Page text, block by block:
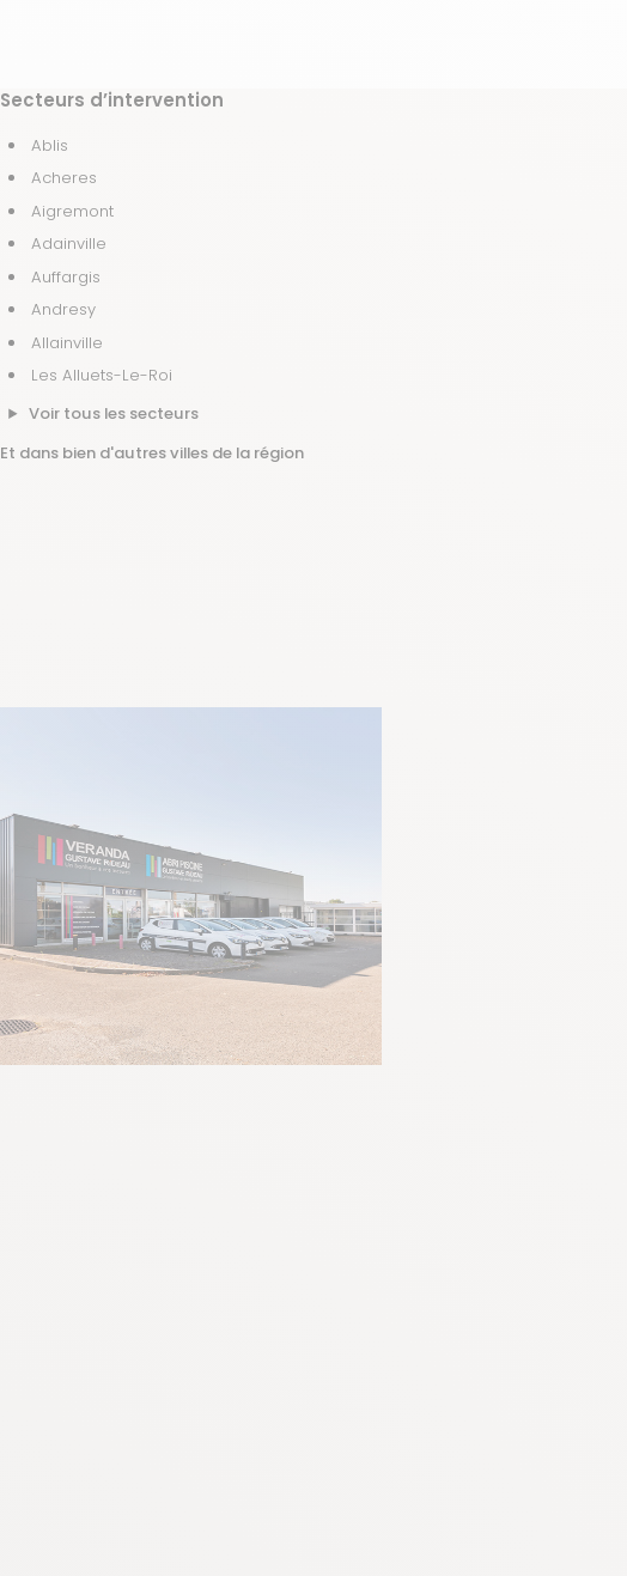
Secteurs d’intervention
Ablis
Acheres
Aigremont
Adainville
Auffargis
Andresy
Allainville
Les Alluets-Le-Roi
Voir tous les secteurs
Et dans bien d'autres villes de la région